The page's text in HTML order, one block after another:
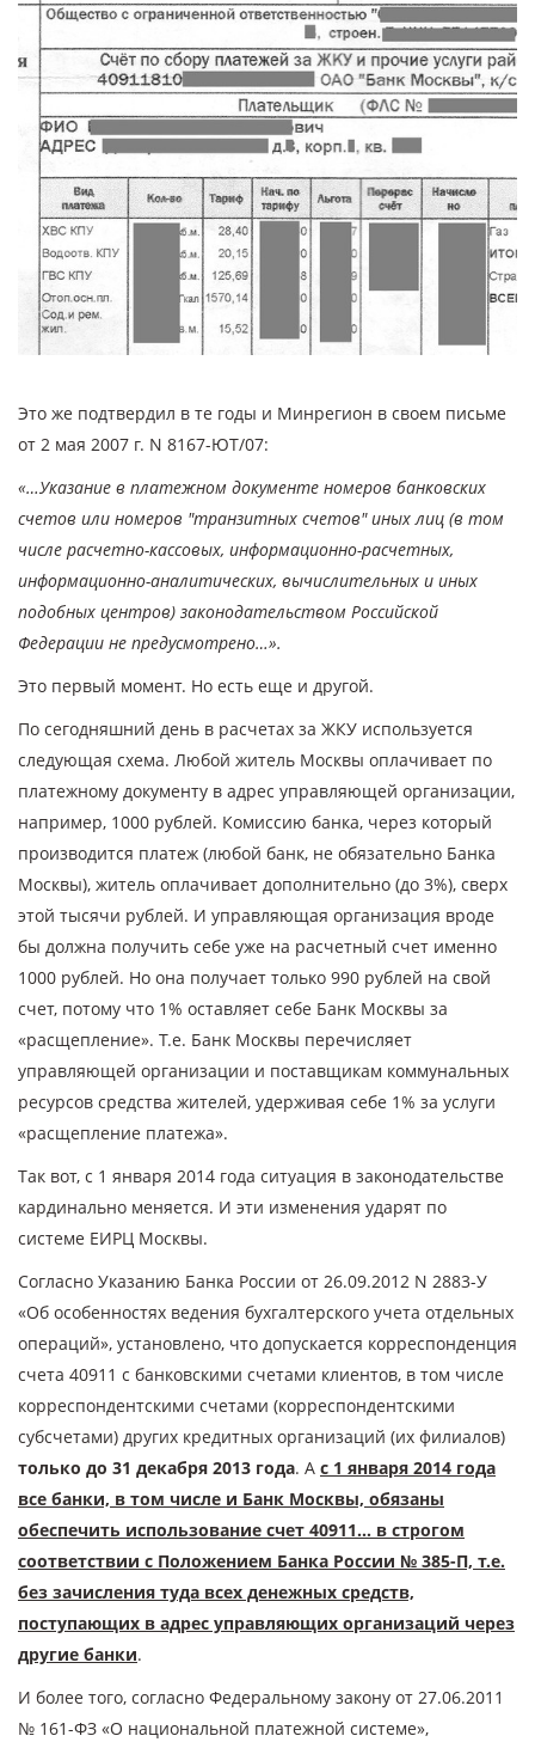
Это же подтвердил в те годы и Минрегион в своем письме
от 2 мая 2007 г. N 8167-ЮТ/07:
«…Указание в платежном документе номеров банковских
счетов или номеров "транзитных счетов" иных лиц (в том
числе расчетно-кассовых, информационно-расчетных,
информационно-аналитических, вычислительных и иных
подобных центров) законодательством Российской
Федерации не предусмотрено…».
Это первый момент. Но есть еще и другой.
По сегодняшний день в расчетах за ЖКУ используется
следующая схема. Любой житель Москвы оплачивает по
платежному документу в адрес управляющей организации,
например, 1000 рублей. Комиссию банка, через который
производится платеж (любой банк, не обязательно Банка
Москвы), житель оплачивает дополнительно (до 3%), сверх
этой тысячи рублей. И управляющая организация вроде
бы должна получить себе уже на расчетный счет именно
1000 рублей. Но она получает только 990 рублей на свой
счет, потому что 1% оставляет себе Банк Москвы за
«расщепление». Т.е. Банк Москвы перечисляет
управляющей организации и поставщикам коммунальных
ресурсов средства жителей, удерживая себе 1% за услуги
«расщепление платежа».
Так вот, с 1 января 2014 года ситуация в законодательстве
кардинально меняется. И эти изменения ударят по
системе ЕИРЦ Москвы.
Согласно Указанию Банка России от 26.09.2012 N 2883-У
«Об особенностях ведения бухгалтерского учета отдельных
операций», установлено, что допускается корреспонденция
счета 40911 с банковскими счетами клиентов, в том числе
корреспондентскими счетами (корреспондентскими
субсчетами) других кредитных организаций (их филиалов)
только до 31 декабря 2013 года. А с 1 января 2014 года
все банки, в том числе и Банк Москвы, обязаны
обеспечить использование счет 40911… в строгом
соответствии с Положением Банка России № 385-П, т.е.
без зачисления туда всех денежных средств,
поступающих в адрес управляющих организаций через
другие банки.
И более того, согласно Федеральному закону от 27.06.2011
№ 161-ФЗ «О национальной платежной системе»,